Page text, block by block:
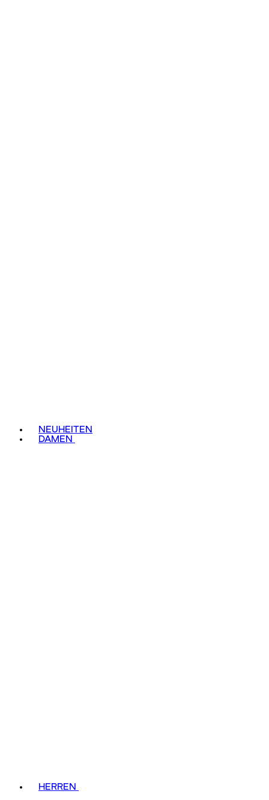
NEUHEITEN
DAMEN
HERREN